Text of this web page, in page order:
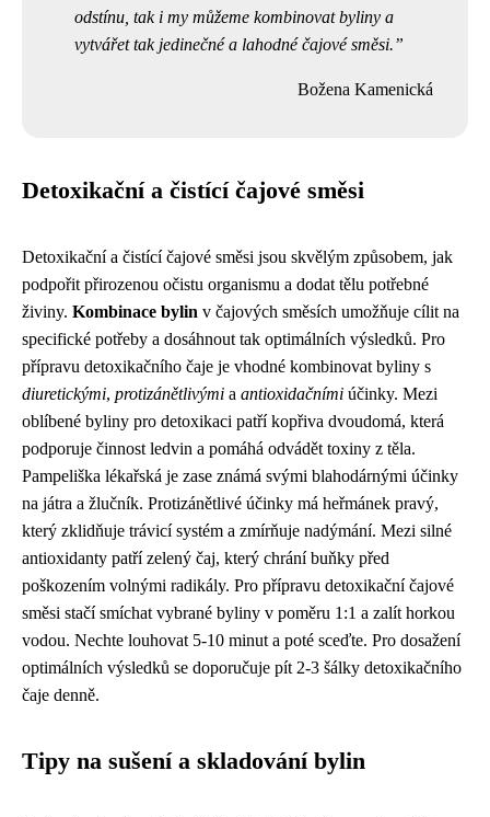
odstínu, tak i my můžeme kombinovat byliny a
vytvářet tak jedinečné a lahodné čajové směsi.
Božena Kamenická
Detoxikační a čistící čajové směsi
Detoxikační a čistící čajové směsi jsou skvělým způsobem, jak
podpořit přirozenou očistu organismu a dodat tělu potřebné
živiny. Kombinace bylin v čajových směsích umožňuje cílit na
specifické potřeby a dosáhnout tak optimálních výsledků. Pro
přípravu detoxikačního čaje je vhodné kombinovat byliny s
diuretickými, protizánětlivými a antioxidačními účinky. Mezi
oblíbené byliny pro detoxikaci patří kopřiva dvoudomá, která
podporuje činnost ledvin a pomáhá odvádět toxiny z těla.
Pampeliška lékařská je zase známá svými blahodárnými účinky
na játra a žlučník. Protizánětlivé účinky má heřmánek pravý,
který zklidňuje trávicí systém a zmírňuje nadýmání. Mezi silné
antioxidanty patří zelený čaj, který chrání buňky před
poškozením volnými radikály. Pro přípravu detoxikační čajové
směsi stačí smíchat vybrané byliny v poměru 1:1 a zalít horkou
vodou. Nechte louhovat 5-10 minut a poté sceďte. Pro dosažení
optimálních výsledků se doporučuje pít 2-3 šálky detoxikačního
čaje denně.
Tipy na sušení a skladování bylin